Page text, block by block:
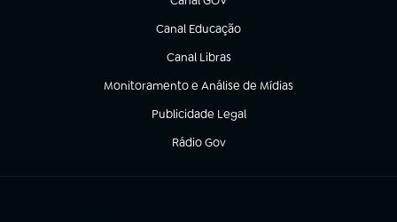
(abre em nova aba)
Canal Educação
(abre em nova aba)
Canal Libras
(abre em nova aba)
Monitoramento e Análise de Mídias
(abre em nova aba)
Publicidade Legal
(abre em nova aba)
Rádio Gov
(abre em nova aba)